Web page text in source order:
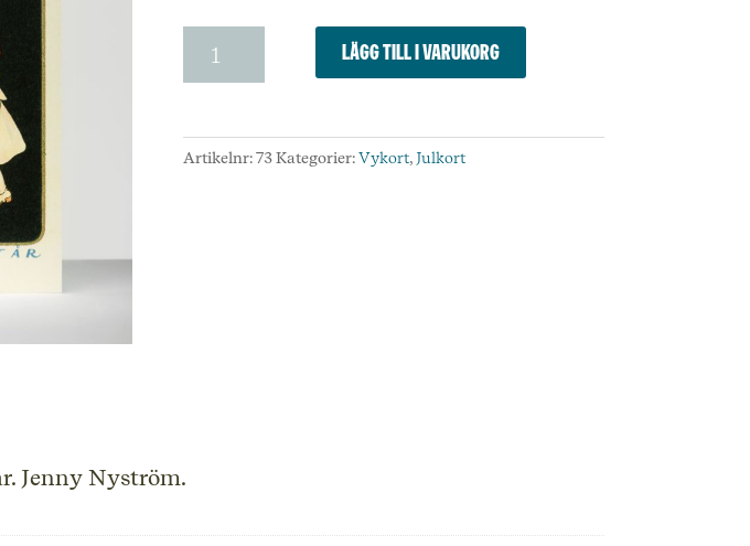
två
barn
julstjärna-
Vykort
Lägg till i varukorg
Artikelnr:73 Kategorier:Vykort, Julkort
Jenny Nyström.